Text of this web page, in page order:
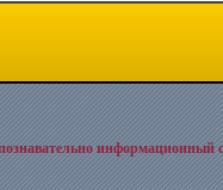
информационный